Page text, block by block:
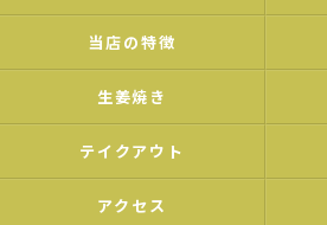
当店の特徴
生姜焼き
テイクアウト
アクセス